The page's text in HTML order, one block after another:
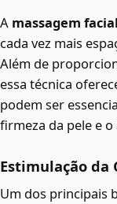
A massagem facial
cada vez mais
Além de
essa técnica
podem ser
firmeza da pele e
Estimulação da
Um dos principais